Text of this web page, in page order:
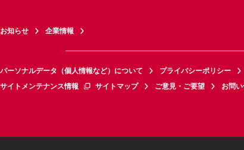
お知らせ 企業情報
パーソナルデータ（個人情報など）について プライバシーポリシー
サイトメンテナンス情報
サイトマップ ご意見・ご要望 お問